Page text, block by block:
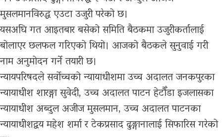
मुसलमानविरुद्ध एउटा उजुरी परेको छ।
यसअघि गत आइतबार बसेको समिति बैठकमा उजुरीकर्तालाई
बोलाएर छलफल गरिएको थियो। आजको बैठकले सुनुवाई गरी
नाम अनुमोदन गर्ने तयारी छ।
न्यायपरिषदले सर्वोच्चको न्यायाधीशमा उच्च अदालत जनकपुरका
न्यायाधीश शारङ्गा सुवेदी, उच्च अदालत पाटन हेटौँडा इजलासका
न्यायाधीश अब्दुल अजीज मुसलमान, उच्च अदालत पाटनका
न्यायाधीशद्वय महेश शर्मा र टेकप्रसाद ढुङ्गानालाई सिफारिस गरेको